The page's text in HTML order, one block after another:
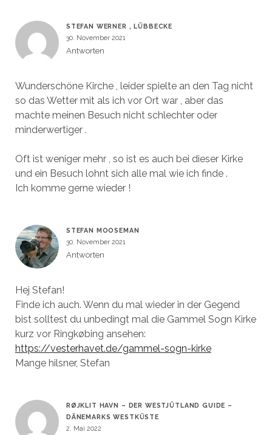
STEFAN WERNER , LÜBBECKE
30. November 2021
Antworten
Wunderschöne Kirche , leider spielte an den Tag nicht
so das Wetter mit als ich vor Ort war , aber das
machte meinen Besuch nicht schlechter oder
minderwertiger .
Oft ist weniger mehr , so ist es auch bei dieser Kirke
und ein Besuch lohnt sich alle mal wie ich finde .
Ich komme gerne wieder !
STEFAN MOOSEMAN
30. November 2021
Antworten
Hej Stefan!
Finde ich auch. Wenn du mal wieder in der Gegend
bist solltest du unbedingt mal die Gammel Sogn Kirke
kurz vor Ringkøbing ansehen:
https://vesterhavet.de/gammel-sogn-kirke
Mange hilsner, Stefan
RØJKLIT HAVN – DER WESTJÜTLAND GUIDE –
DÄNEMARKS WESTKÜSTE
2. Mai 2022